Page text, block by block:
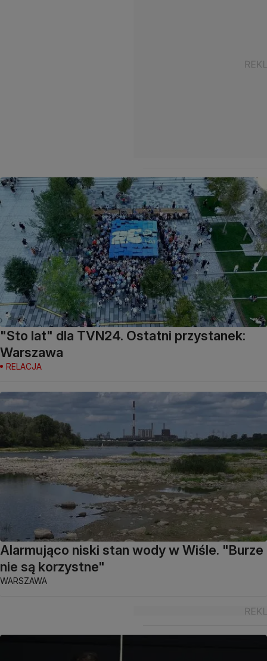
"Sto lat" dla TVN24. Ostatni przystanek:
Warszawa
RELACJA
Alarmująco niski stan wody w Wiśle. "Burze
nie są korzystne"
WARSZAWA